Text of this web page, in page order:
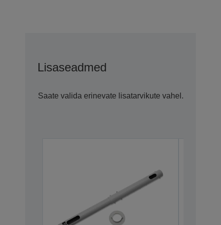
Lisaseadmed
Saate valida erinevate lisatarvikute vahel.